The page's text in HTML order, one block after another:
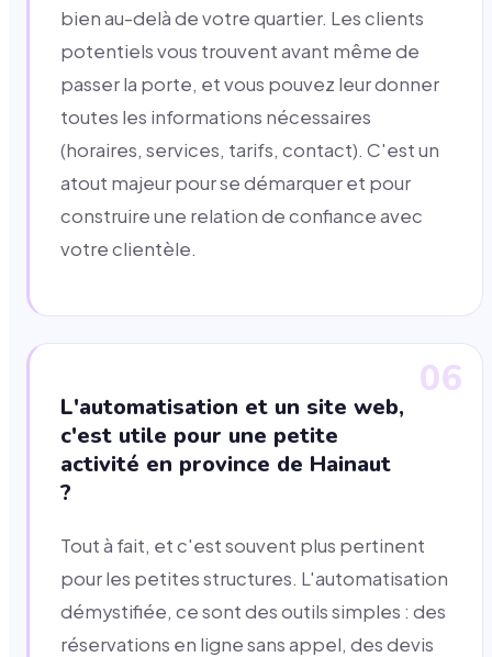
bien au-delà de votre quartier. Les clients
potentiels vous trouvent avant même de
passer la porte, et vous pouvez leur donner
toutes les informations nécessaires
(horaires, services, tarifs, contact). C'est un
atout majeur pour se démarquer et pour
construire une relation de confiance avec
votre clientèle.
06
L'automatisation et un site web,
c'est utile pour une petite
activité en province de Hainaut
?
Tout à fait, et c'est souvent plus pertinent
pour les petites structures. L'automatisation
démystifiée, ce sont des outils simples : des
réservations en ligne sans appel, des devis